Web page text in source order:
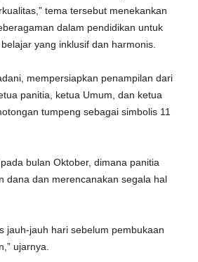
tema tersebut menekankan
dalam pendidikan untuk
yang inklusif dan harmonis.
mempersiapkan penampilan dari
panitia, ketua Umum, dan ketua
tumpeng sebagai simbolis 11
bulan Oktober, dimana panitia
dana dan merencanakan segala hal
jauh-jauh hari sebelum pembukaan
ujarnya.